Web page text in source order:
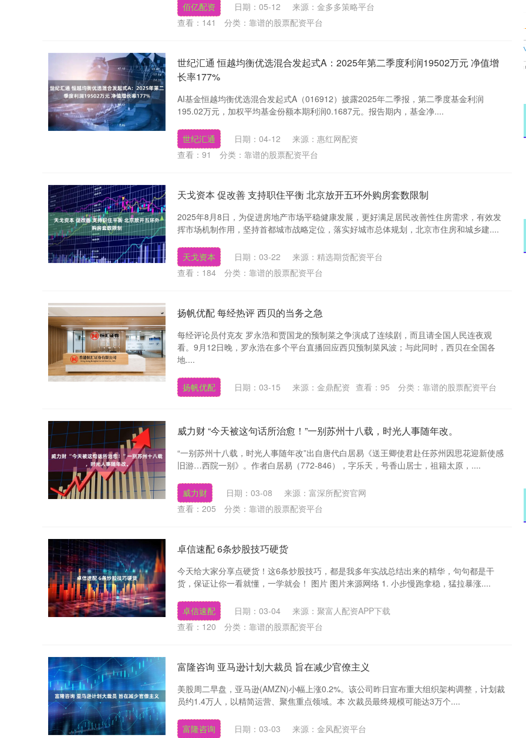
佰亿配资 日期：05-12
来源：金多多策略平台
查看： 141 分类： 靠谱的股票配资平台
世纪汇通 恒越均衡优选混合发起式A：2025年第二季度利润19502万元 净值增
长率177%
AI基金恒越均衡优选混合发起式A（016912）披露2025年二季报，第二季度基金利润
195.02万元，加权平均基金份额本期利润0.1687元。报告期内，基金净....
世纪汇通 日期：04-12
来源：惠红网配资
查看： 91 分类： 靠谱的股票配资平台
天戈资本 促改善 支持职住平衡 北京放开五环外购房套数限制
2025年8月8日，为促进房地产市场平稳健康发展，更好满足居民改善性住房需求，有效发
挥市场机制作用，坚持首都城市战略定位，落实好城市总体规划，北京市住房和城乡建....
天戈资本 日期：03-22
来源：精选期货配资平台
查看： 184 分类： 靠谱的股票配资平台
扬帆优配 每经热评 西贝的当务之急
每经评论员付克友 罗永浩和贾国龙的预制菜之争演成了连续剧，而且请全国人民连夜观
看。9月12日晚，罗永浩在多个平台直播回应西贝预制菜风波；与此同时，西贝在全国各
地....
扬帆优配 日期：03-15 来源：金鼎配资 查看： 95 分类： 靠谱的股票配资平台
威力财 “今天被这句话所治愈！”一别苏州十八载，时光人事随年改。
“一别苏州十八载，时光人事随年改”出自唐代白居易《送王卿使君赴任苏州因思花迎新使感
旧游…西院一别》。作者白居易（772-846），字乐天，号香山居士，祖籍太原，....
威力财 日期：03-08
来源：富深所配资官网
查看： 205 分类： 靠谱的股票配资平台
卓信速配 6条炒股技巧硬货
今天给大家分享点硬货！这6条炒股技巧，都是我多年实战总结出来的精华，句句都是干
货，保证让你一看就懂，一学就会！ 图片 图片来源网络 1. 小步慢跑拿稳，猛拉暴涨....
卓信速配 日期：03-04
来源：聚富人配资APP下载
查看： 120 分类： 靠谱的股票配资平台
富隆咨询 亚马逊计划大裁员 旨在减少官僚主义
美股周二早盘，亚马逊(AMZN)小幅上涨0.2%。该公司昨日宣布重大组织架构调整，计划裁
员约1.4万人，以精简运营、聚焦重点领域。本 次裁员最终规模可能达3万个....
富隆咨询 日期：03-03
来源：金风配资平台